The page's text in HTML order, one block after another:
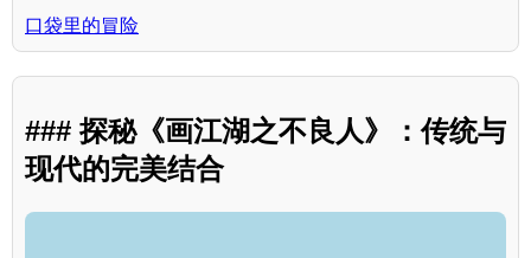
口袋里的冒险
### 探秘《画江湖之不良人》：传统与
现代的完美结合